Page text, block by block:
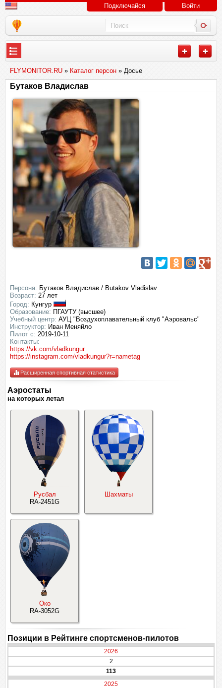
Подключайся Войти
FLYMONITOR.RU » Каталог персон » Досье
Бутаков Владислав
Персона: Бутаков Владислав / Butakov Vladislav
Возраст: 27 лет
Город: Кунгур
Образование: ПГАУТУ (высшее)
Учебный центр: АУЦ "Воздухоплавательный клуб "Аэровальс"
Инструктор: Иван Меняйло
Пилот с: 2019-10-11
Контакты:
https://vk.com/vladkungur
https://instagram.com/vladkungur?r=nametag
Расширенная спортивная статистика
Аэростаты
на которых летал
Русбал
RA-2451G
Шахматы
Око
RA-3052G
Позиции в Рейтинге спортсменов-пилотов
2026
2
113
2025